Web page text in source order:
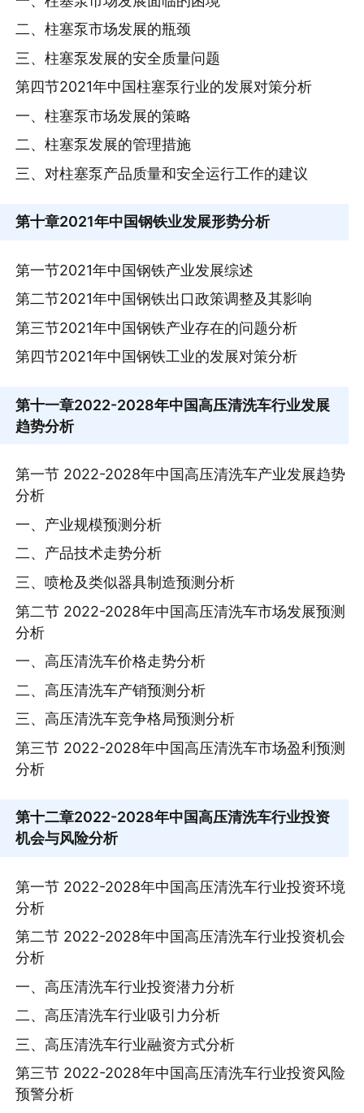
二、柱塞泵市场发展的瓶颈
三、柱塞泵发展的安全质量问题
第四节2021年中国柱塞泵行业的发展对策分析
一、柱塞泵市场发展的策略
二、柱塞泵发展的管理措施
三、对柱塞泵产品质量和安全运行工作的建议
第十章2021年中国钢铁业发展形势分析
第一节2021年中国钢铁产业发展综述
第二节2021年中国钢铁出口政策调整及其影响
第三节2021年中国钢铁产业存在的问题分析
第四节2021年中国钢铁工业的发展对策分析
第十一章2022-2028年中国高压清洗车行业发展
趋势分析
第一节 2022-2028年中国高压清洗车产业发展趋势
分析
一、产业规模预测分析
二、产品技术走势分析
三、喷枪及类似器具制造预测分析
第二节 2022-2028年中国高压清洗车市场发展预测
分析
一、高压清洗车价格走势分析
二、高压清洗车产销预测分析
三、高压清洗车竞争格局预测分析
第三节 2022-2028年中国高压清洗车市场盈利预测
分析
第十二章2022-2028年中国高压清洗车行业投资
机会与风险分析
第一节 2022-2028年中国高压清洗车行业投资环境
分析
第二节 2022-2028年中国高压清洗车行业投资机会
分析
一、高压清洗车行业投资潜力分析
二、高压清洗车行业吸引力分析
三、高压清洗车行业融资方式分析
第三节 2022-2028年中国高压清洗车行业投资风险
预警分析